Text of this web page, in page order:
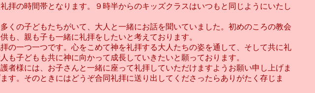
拝の時間帯となります。９時半からのキッズクラスはいつもと同じようにいたし
の子どもたちがいて、大人と一緒にお話を聞いていました。初めのころの教会
も、親も子も一緒に礼拝をしたいと考えております。
の一つ一つです。心をこめて神を礼拝する大人たちの姿を通して、そして共に礼
子どもも共に神に向かって成長していきたいと願っております。
様には、お子さんと一緒に座って礼拝していただけますようお願い申し上げま
。そのときにはどうぞ合同礼拝に送り出してくださったらありがたく存じま